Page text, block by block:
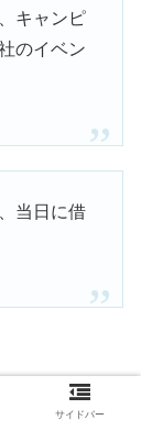
キャンピ
のイベン
当日に借
サイドバー